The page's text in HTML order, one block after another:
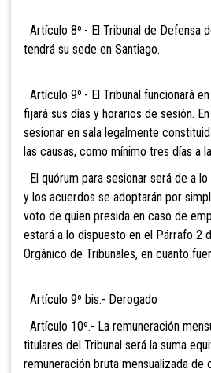
Artículo 8º.- El Tribunal de Defensa
tendrá su sede en Santiago.
Artículo 9º.- El Tribunal funcionará
fijará sus días y horarios de sesión.
sesionar en sala legalmente
las causas, como mínimo tres días a
El quórum para sesionar será de a
y los acuerdos se adoptarán por
voto de quien presida en caso de
estará a lo dispuesto en el Párrafo 2
Orgánico de Tribunales, en cuanto
Artículo 9º bis.- Derogado
Artículo 10º.- La remuneración
titulares del Tribunal será la suma
remuneración bruta mensualizada